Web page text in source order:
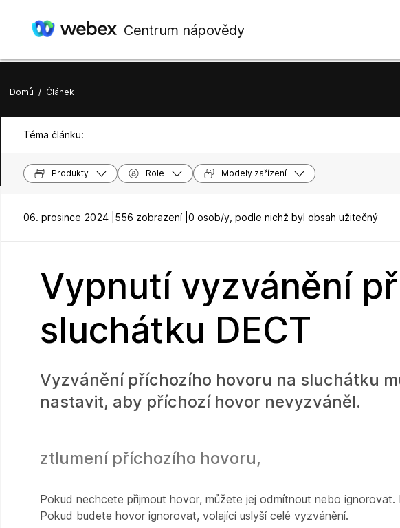
Centrum nápovědy
Domů / Článek
Téma článku:
Produkty Role Modely zařízení
06. prosince 2024 | 556 zobrazení | 0 osob/y, podle nichž byl obsah užitečný
Vypnutí vyzvánění
sluchátku DECT
Vyzvánění příchozího hovoru na sluchátku
nastavit, aby příchozí hovor nevyzváněl.
ztlumení příchozího hovoru,
Pokud nechcete přijmout hovor, můžete jej odmítnout nebo
Pokud budete hovor ignorovat, volající uslyší celé vyzvánění.